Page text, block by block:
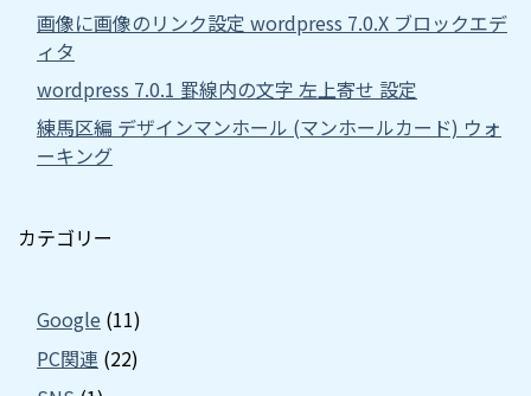
画像に画像のリンク設定 wordpress 7.0.X ブロックエデ
ィタ
wordpress 7.0.1 罫線内の文字 左上寄せ 設定
練馬区編 デザインマンホール (マンホールカード) ウォ
ーキング
カテゴリー
Google (11)
PC関連 (22)